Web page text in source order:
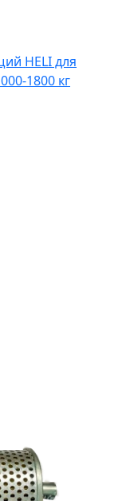
HELI для
1800 кг